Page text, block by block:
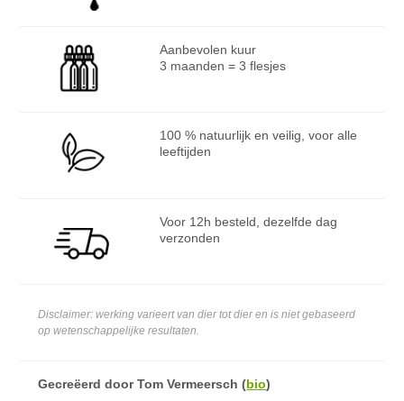
Aanbevolen kuur
3 maanden = 3 flesjes
100 % natuurlijk en veilig, voor alle
leeftijden
Voor 12h besteld, dezelfde dag
verzonden
Disclaimer: werking varieert van dier tot dier en is niet gebaseerd
op wetenschappelijke resultaten.
Gecreëerd doorTom Vermeersch (bio)